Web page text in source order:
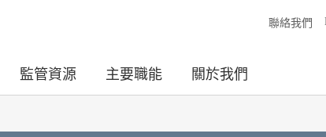
聯絡我們
監管資源 主要職能 關於我們